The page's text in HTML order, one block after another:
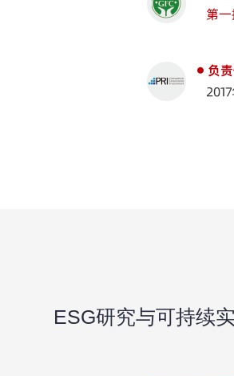
ESG研究与可持续